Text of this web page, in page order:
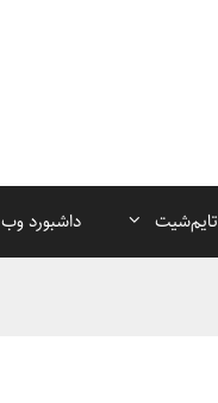
تایم‌شیت داشبورد وب